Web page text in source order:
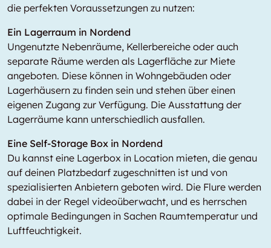
die perfekten Voraussetzungen zu nutzen:
Ein Lagerraum in Nordend
Ungenutzte Nebenräume, Kellerbereiche oder auch
separate Räume werden als Lagerfläche zur Miete
angeboten. Diese können in Wohngebäuden oder
Lagerhäusern zu finden sein und stehen über einen
eigenen Zugang zur Verfügung. Die Ausstattung der
Lagerräume kann unterschiedlich ausfallen.
Eine Self-Storage Box in Nordend
Du kannst eine Lagerbox in Location mieten, die genau
auf deinen Platzbedarf zugeschnitten ist und von
spezialisierten Anbietern geboten wird. Die Flure werden
dabei in der Regel videoüberwacht, und es herrschen
optimale Bedingungen in Sachen Raumtemperatur und
Luftfeuchtigkeit.